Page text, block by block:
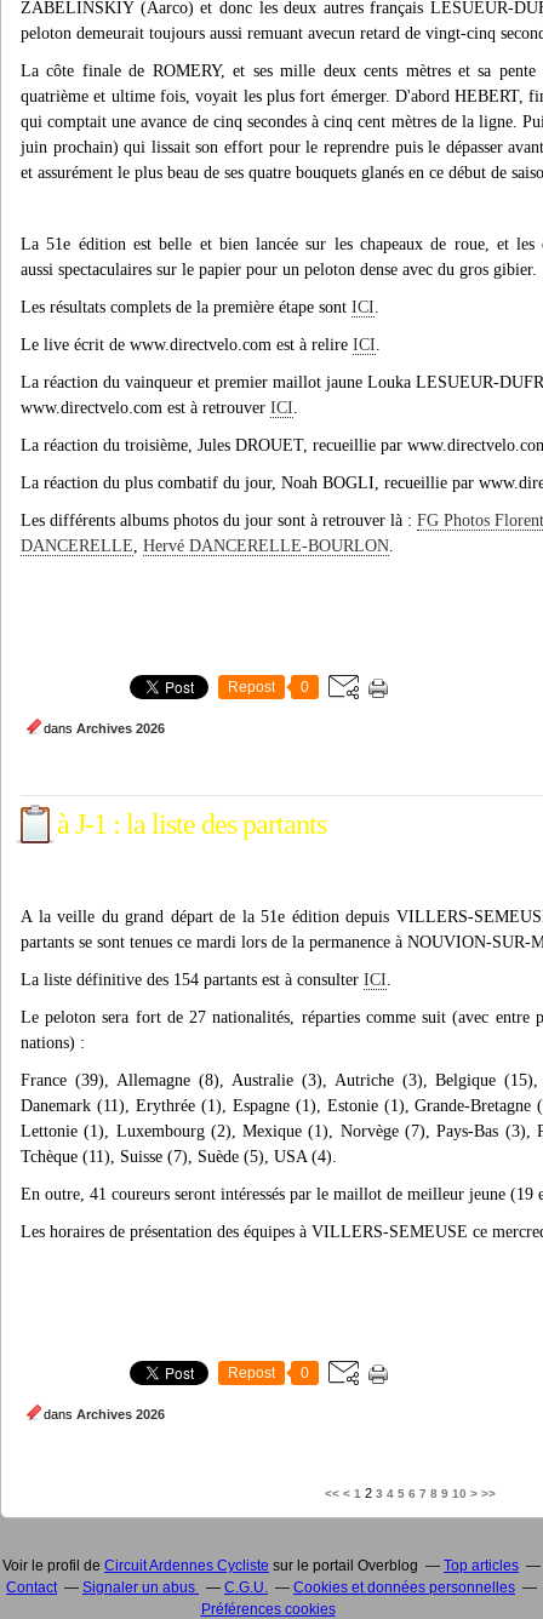
ZABELINSKIY (Aarco) et donc les deux autres français LESUEUR-
peloton demeurait toujours aussi remuant avecun retard de vingt-cinq
La côte finale de ROMERY, et ses mille deux cents mètres et sa
quatrième et ultime fois, voyait les plus fort émerger. D'abord HEBERT,
qui comptait une avance de cinq secondes à cinq cent mètres de la ligne.
juin prochain) qui lissait son effort pour le reprendre puis le dépasser
et assurément le plus beau de ses quatre bouquets glanés en ce début de
La 51e édition est belle et bien lancée sur les chapeaux de roue, et
aussi spectaculaires sur le papier pour un peloton dense avec du gros gibier.
Les résultats complets de la première étape sont ICI.
Le live écrit de www.directvelo.com est à relire ICI.
La réaction du vainqueur et premier maillot jaune Louka LESUEUR-
www.directvelo.com est à retrouver ICI.
La réaction du troisième, Jules DROUET, recueillie par
La réaction du plus combatif du jour, Noah BOGLI, recueillie par
Les différents albums photos du jour sont à retrouver là : FG Photos
DANCERELLE, Hervé DANCERELLE-BOURLON.
Repost 0
dans Archives 2026
à J-1 : la liste des partants
A la veille du grand départ de la 51e édition depuis VILLERS-
partants se sont tenues ce mardi lors de la permanence à NOUVION-SUR-
La liste définitive des 154 partants est à consulter ICI.
Le peloton sera fort de 27 nationalités, réparties comme suit (avec entre
nations) :
France (39), Allemagne (8), Australie (3), Autriche (3), Belgique
Danemark (11), Erythrée (1), Espagne (1), Estonie (1), Grande-
Lettonie (1), Luxembourg (2), Mexique (1), Norvège (7), Pays-Bas (3),
Tchèque (11), Suisse (7), Suède (5), USA (4).
En outre, 41 coureurs seront intéressés par le maillot de meilleur jeune (19
Les horaires de présentation des équipes à VILLERS-SEMEUSE ce
Repost 0
dans Archives 2026
<< < 1 2 3 4 5 6 7 8 9 10 20
30
40
50
60
70
80
90
100
> >>
Voir le profil de Circuit Ardennes Cycliste sur le portail Overblog
Top articles
Contact
Signaler un abus C.G.U.
Cookies et données personnelles
Préférences cookies